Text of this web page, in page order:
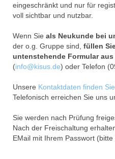
eingeschränkt und nur für
voll sichtbar und nutzbar.
Wenn Sie als Neukunde bei
der o.g. Gruppe sind, füllen
untenstehende Formular aus
(info@kisus.de) oder Telefon
Unsere Kontaktdaten finden
Telefonisch erreichen Sie uns
Sie werden nach Prüfung
Nach der Freischaltung
EMail mit Ihrem Passwort